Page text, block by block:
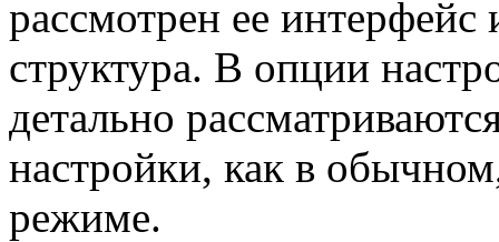
рассмотрен ее интерфейс
структура. В опции
детально
настройки, как в
режиме.